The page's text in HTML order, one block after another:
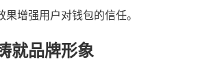
果增强用户对钱包的信任。
就品牌形象